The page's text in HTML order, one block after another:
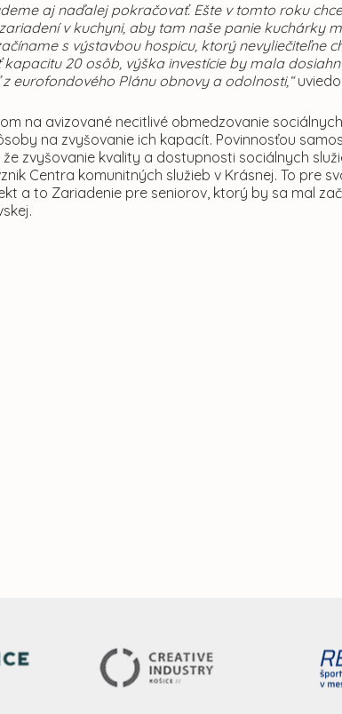
aj naďalej pokračovať. Ešte v tomto roku
v kuchyni, aby tam naše panie kuchárky
s výstavbou hospicu, ktorý nevyliečiteľne
20 osôb, výška investície by mala
eurofondového Plánu obnovy a odolnosti,“
na avizované necitlivé obmedzovanie
na zvyšovanie ich kapacít. Povinnosťou
že zvyšovanie kvality a dostupnosti sociálnych
Centra komunitných služieb v Krásnej. To pre
a to Zariadenie pre seniorov, ktorý by sa mal